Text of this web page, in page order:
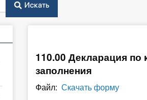
Искать
110.00 Декларация
заполнения
Файл: Скачать форму